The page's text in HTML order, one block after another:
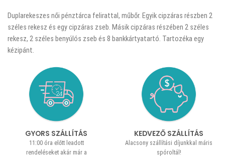
Duplarekeszes női pénztárca felirattal, műbőr. Egyik cipzáras részben 2
széles rekesz és egy cipzáras zseb. Másik cipzáras részében 2 széles
rekesz, 2 széles benyúlós zseb és 8 bankkártyatartó. Tartozéka egy
kézipánt.
GYORS SZÁLLÍTÁS
11:00 óra előtt leadott
rendeléseket akár már a
KEDVEZŐ SZÁLLÍTÁS
Alacsony szállítási díjunkkal máris
spóroltál!